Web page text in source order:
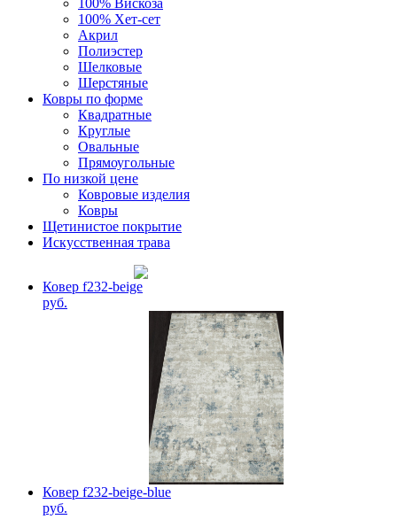
100% Вискоза
100% Хет-сет
Акрил
Полиэстер
Шелковые
Шерстяные
Ковры по форме
Квадратные
Круглые
Овальные
Прямоугольные
По низкой цене
Ковровые изделия
Ковры
Щетинистое покрытие
Искусственная трава
Ковер f232-beige
руб.
Ковер f232-beige-blue
руб.